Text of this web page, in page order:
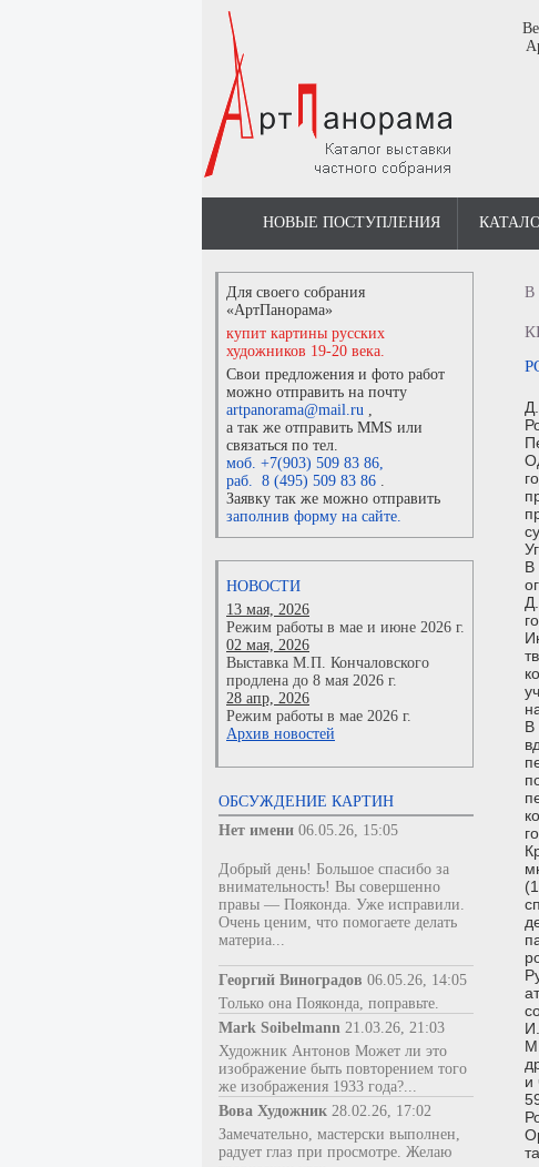
НОВЫЕ ПОСТУПЛЕНИЯ
Для своего собрания
«АртПанорама»
купит картины русских
художников 19-20 века.
Свои предложения и фото работ
можно отправить на почту
artpanorama@mail.ru ,
а так же отправить MMS или
связаться по тел.
моб. +7(903) 509 83 86,
раб. 8 (495) 509 83 86 .
Заявку так же можно отправить
заполнив форму на сайте.
НОВОСТИ
13 мая, 2026
Режим работы в мае и июне 2026 г.
02 мая, 2026
Выставка М.П. Кончаловского
продлена до 8 мая 2026 г.
28 апр, 2026
Режим работы в мае 2026 г.
Архив новостей
ОБСУЖДЕНИЕ КАРТИН
Нет имени 06.05.26, 15:05
Добрый день! Большое спасибо за
внимательность! Вы совершенно
правы — Пояконда. Уже исправили.
Очень ценим, что помогаете делать
материа...
Георгий Виноградов 06.05.26, 14:05
Только она Пояконда, поправьте.
Mark Soibelmann 21.03.26, 21:03
Художник Антонов Может ли это
изображение быть повторением того
же изображения 1933 года?...
Вова Художник 28.02.26, 17:02
Замечательно, мастерски выполнен,
радует глаз при просмотре. Желаю
В
В
В
и